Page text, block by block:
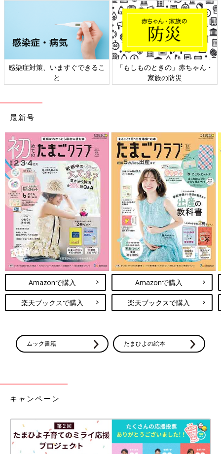
すよね。小物類も色味やデザインがおしゃれで
すし、人気キャラクターとのコラボや使い勝手
の良いパジャマやレギンスなど、目が離せませ
ん！今回は、買い逃し厳禁のおすすめアイテム
をご紹介します♪
きょうだいでのおそろいコーデ、どの写真も素敵でしたね！同じ
アイテムのおそろいも素敵ですが、似たような色味や柄を合わせ
てもリンクコーデを楽しめること間違いなしっ♪ きょうだいのリ
ンクコーデや、家族みんなでのおそろいもぜひ楽しんでみてくだ
があります。あらかじめご了承ください。
す。
西松屋・しまむら・バースデイ×サンリ
オ「ため息が出るほど可愛い」「裏起毛
であったかい」人気アイテム5選
幅広い年代から絶大な人気を誇る、サンリオの
キャラクター。最近はさまざまなブランドがサ
ンリオアイテムを展開しており、SNSでも話題
を集めています。そこで今回は、プチプラのフ
ァッションブランドから販売されている、大人
気のサンリオアイテムをご紹介します♪
しまむら・BREEZEも「テンション上が
って即買い！」「マリオ・ピクミン・ス
プラも！」大人気★ゲームコラボ服5選
しまむらやBREEZE、イオンやベビーザらスか
ら、大人気ゲームとのコラボ服が販売中です。
見るだけでテンションが上がるデザインばかり
で、全種類欲しくなっちゃいます！子どもだけ
でなく、パパ・ママも気分がUPすること間違
いなし♪ 今回はぜひともおすすめしたいゲーム
コラボ服をご紹介します。
ベビー・子ども服の記事一覧
感染症対策、いますぐできるこ
と
「もしものときの」赤ちゃん・
家族の防災
最新号
Amazonで購入
楽天ブックスで購入
Amazonで購入
楽天ブックスで購入
ムック書籍 たまひよの絵本
キャンペーン